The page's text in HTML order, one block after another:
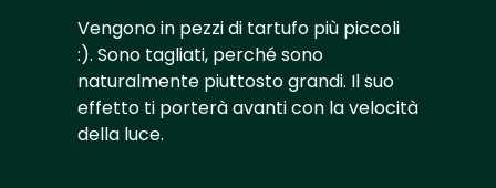
Vengono in pezzi di tartufo più piccoli
:). Sono tagliati, perché sono
naturalmente piuttosto grandi. Il suo
effetto ti porterà avanti con la velocità
della luce.